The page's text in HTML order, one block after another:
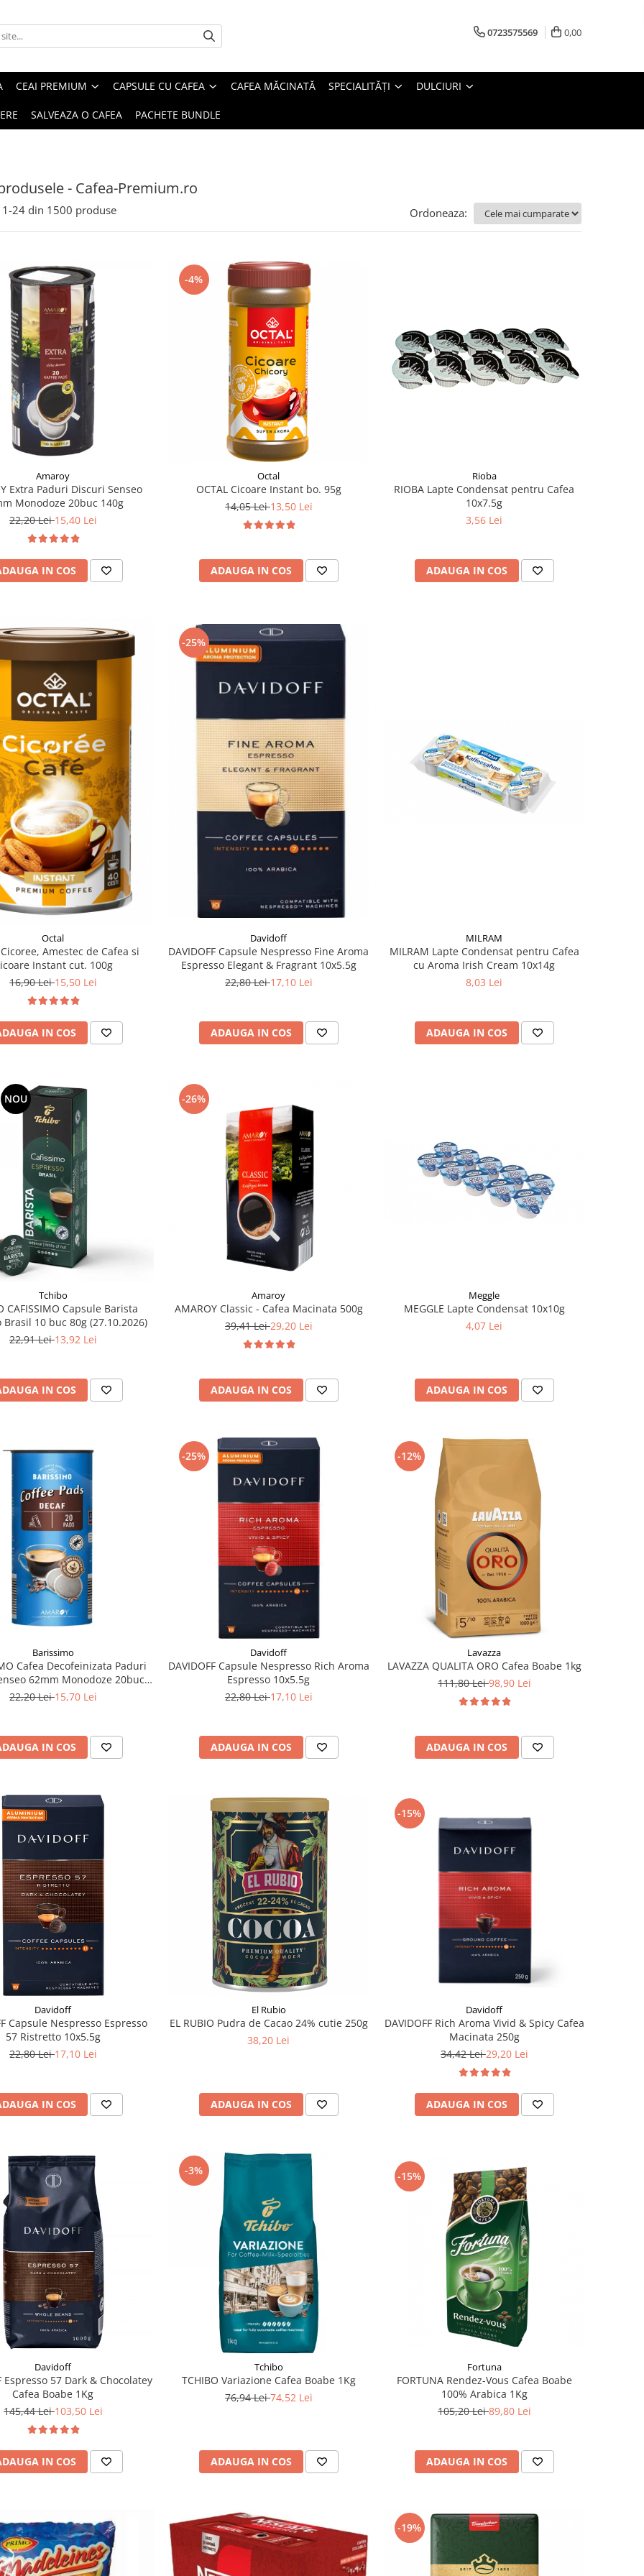
0723575569 0,00
CEAI PREMIUM CAPSULE CU CAFEA CAFEA MĂCINATĂ SPECIALITĂȚI DULCIURI
SALVEAZA O CAFEA PACHETE BUNDLE
- Cafea-Premium.ro
1-24 din 1500 produse Ordoneaza:
Amaroy
Extra Paduri Discuri Senseo
Monodoze 20buc 140g
22,20 Lei15,40 Lei
IN COS
-4%
Octal
OCTAL Cicoare Instant bo. 95g
14,05 Lei13,50 Lei
ADAUGA IN COS
Rioba
RIOBA Lapte Condensat pentru Cafea
10x7.5g
3,56 Lei
ADAUGA IN COS
Octal
Cicoree, Amestec de Cafea si
Instant cut. 100g
16,90 Lei15,50 Lei
IN COS
-25%
Davidoff
DAVIDOFF Capsule Nespresso Fine Aroma
Espresso Elegant & Fragrant 10x5.5g
22,80 Lei17,10 Lei
ADAUGA IN COS
MILRAM
MILRAM Lapte Condensat pentru Cafea
cu Aroma Irish Cream 10x14g
8,03 Lei
ADAUGA IN COS
NOU
Tchibo
CAFISSIMO Capsule Barista
Brasil 10 buc 80g (27.10.2026)
22,91 Lei13,92 Lei
IN COS
-26%
Amaroy
AMAROY Classic - Cafea Macinata 500g
39,41 Lei29,20 Lei
ADAUGA IN COS
Meggle
MEGGLE Lapte Condensat 10x10g
4,07 Lei
ADAUGA IN COS
Barissimo
Cafea Decofeinizata Paduri
62mm Monodoze 20buc -
140g
22,20 Lei15,70 Lei
IN COS
-25%
Davidoff
DAVIDOFF Capsule Nespresso Rich Aroma
Espresso 10x5.5g
22,80 Lei17,10 Lei
ADAUGA IN COS
-12%
Lavazza
LAVAZZA QUALITA ORO Cafea Boabe 1kg
111,80 Lei98,90 Lei
ADAUGA IN COS
Davidoff
Capsule Nespresso Espresso
57 Ristretto 10x5.5g
22,80 Lei17,10 Lei
IN COS
El Rubio
EL RUBIO Pudra de Cacao 24% cutie 250g
38,20 Lei
ADAUGA IN COS
-15%
Davidoff
DAVIDOFF Rich Aroma Vivid & Spicy Cafea
Macinata 250g
34,42 Lei29,20 Lei
ADAUGA IN COS
Davidoff
Espresso 57 Dark & Chocolatey
Cafea Boabe 1Kg
145,44 Lei103,50 Lei
IN COS
-3%
Tchibo
TCHIBO Variazione Cafea Boabe 1Kg
76,94 Lei74,52 Lei
ADAUGA IN COS
-15%
Fortuna
FORTUNA Rendez-Vous Cafea Boabe
100% Arabica 1Kg
105,20 Lei89,80 Lei
ADAUGA IN COS
-19%